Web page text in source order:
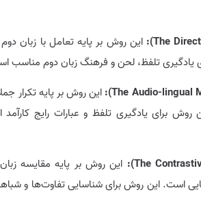
این روش بر پایه تعامل با زبان
تلفظ، لحن و فرهنگ زبان دوم مناسب
این روش بر پایه تکرار
برای یادگیری تلفظ و عبارات رایج
این روش بر پایه مقایسه
است. این روش برای شناسایی تفاوت‌ها و